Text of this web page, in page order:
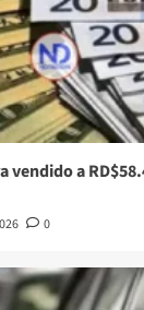
vendido a
0